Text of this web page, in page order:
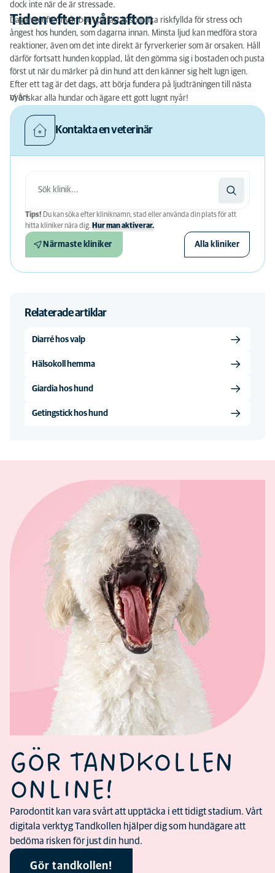
dock inte när de är stressade.
Tiden efter nyårsafton
Dagarna efter nyår bör uppfattas som lika riskfyllda för stress och
ångest hos hunden, som dagarna innan. Minsta ljud kan medföra stora
reaktioner, även om det inte direkt är fyrverkerier som är orsaken. Håll
därför fortsatt hunden kopplad, låt den gömma sig i bostaden och pusta
först ut när du märker på din hund att den känner sig helt lugn igen.
Efter ett tag är det dags, att börja fundera på ljudträningen till nästa
nyår!
Vi önskar alla hundar och ägare ett gott lugnt nyår!
Kontakta en veterinär
Tips! Du kan söka efter kliniknamn, stad eller använda din plats för att
hitta kliniker nära dig. Hur man aktiverar.
Närmaste kliniker Alla kliniker
Relaterade artiklar
Diarré hos valp
Hälsokoll hemma
Giardia hos hund
Getingstick hos hund
GÖR TANDKOLLEN
ONLINE!
Parodontit kan vara svårt att upptäcka i ett tidigt stadium. Vårt
digitala verktyg Tandkollen hjälper dig som hundägare att
bedöma risken för just din hund.
Gör tandkollen!